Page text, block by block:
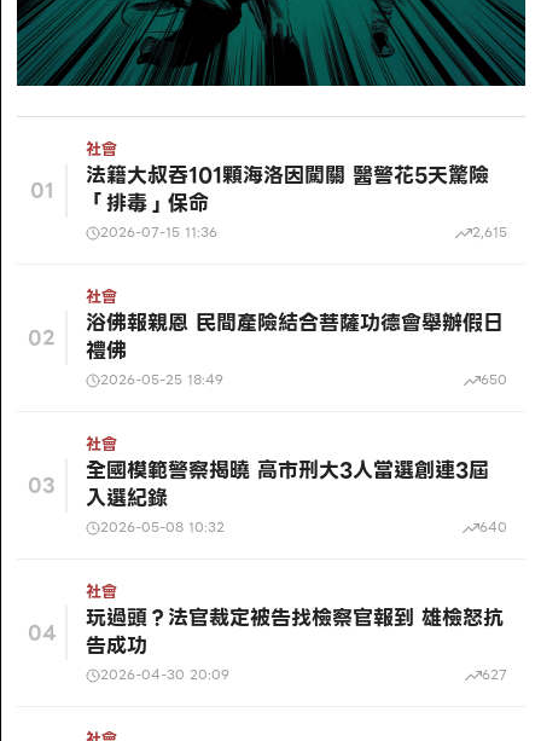
01
社會
法籍大叔吞101顆海洛因闖關 醫警花5天驚險
「排毒」保命
2026-07-15 11:36 2,615
02
社會
浴佛報親恩 民間產險結合菩薩功德會舉辦假日
禮佛
2026-05-25 18:49 650
03
社會
全國模範警察揭曉 高市刑大3人當選創連3屆
入選紀錄
2026-05-08 10:32 640
04
社會
玩過頭？法官裁定被告找檢察官報到 雄檢怒抗
告成功
2026-04-30 20:09 627